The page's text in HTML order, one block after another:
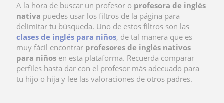
A la hora de buscar un profesor o profesora de inglés
nativa puedes usar los filtros de la página para
delimitar tu búsqueda. Uno de estos filtros son las
clases de inglés para niños, de tal manera que es
muy fácil encontrar profesores de inglés nativos
para niños en esta plataforma. Recuerda comparar
perfiles hasta dar con el profesor más adecuado para
tu hijo o hija y lee las valoraciones de otros padres.